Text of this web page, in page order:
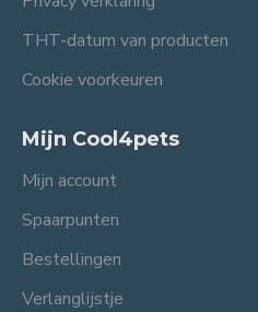
THT-datum van producten
Cookie voorkeuren
Mijn Cool4pets
Mijn account
Spaarpunten
Bestellingen
Verlanglijstje